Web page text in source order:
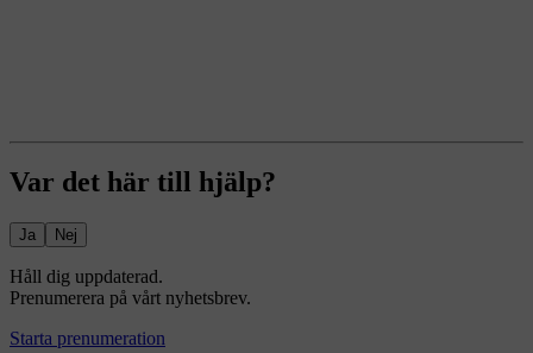
Var det här till hjälp?
Ja Nej